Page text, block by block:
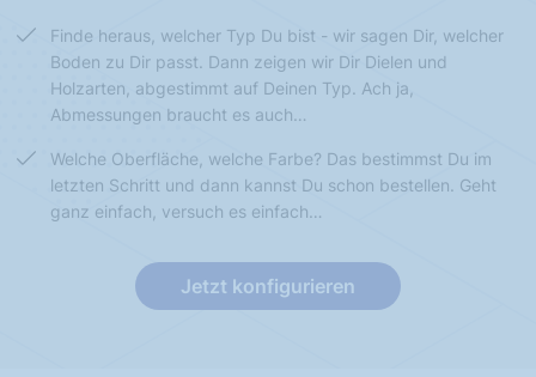
Finde heraus, welcher Typ Du bist - wir sagen Dir, welcher
Boden zu Dir passt. Dann zeigen wir Dir Dielen und
Holzarten, abgestimmt auf Deinen Typ. Ach ja,
Abmessungen braucht es auch…
Welche Oberfläche, welche Farbe? Das bestimmst Du im
letzten Schritt und dann kannst Du schon bestellen. Geht
ganz einfach, versuch es einfach…
Jetzt konfigurieren